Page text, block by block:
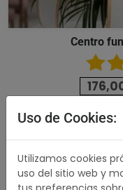
Centro
489,00 €
Uso de Cookies:
Utilizamos cookies
uso del sitio web y